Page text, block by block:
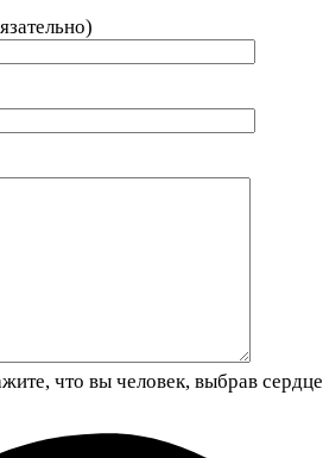
что вы человек, выбрав сердце